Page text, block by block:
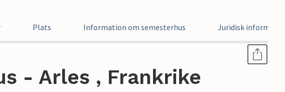
Plats Information om semesterhus Juridisk information
- Arles , Frankrike